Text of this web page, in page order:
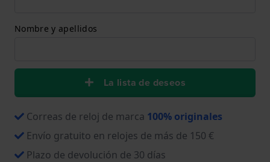
Nombre y apellidos
La lista de deseos
Correas de reloj de marca 100% originales
Envío gratuito en relojes de más de 150 €
Plazo de devolución de 30 días